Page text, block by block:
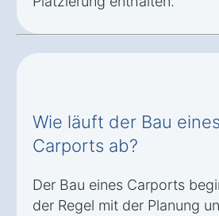
Wie läuft der Bau eines
Carports ab?
Der Bau eines Carports
der Regel mit der Planung